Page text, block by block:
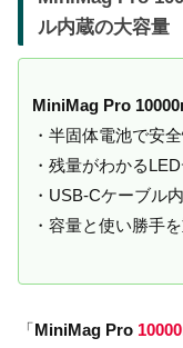
ル内蔵の大容量
MiniMag Pro
・半固体電池で安
・残量がわかる
・USB-Cケーブル
・容量と使い勝手
「MiniMag Pro